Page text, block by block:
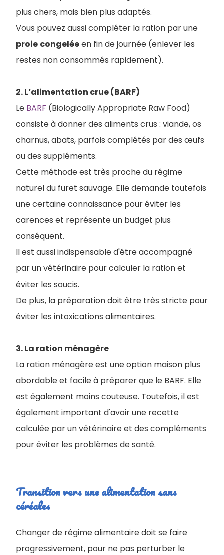
plus chers, mais bien plus adaptés.
Vous pouvez aussi compléter la ration par une
proie congeléeen fin de journée (enlever les
restes non consommés rapidement).
2. L’alimentation crue (BARF)
Le BARF (Biologically Appropriate Raw Food)
consiste à donner des aliments crus : viande, os
charnus, abats, parfois complétés par des œufs
ou des suppléments.
Cette méthode est très proche du régime
naturel du furet sauvage. Elle demande toutefois
une certaine connaissance pour éviter les
carences et représente un budget plus
conséquent.
Il est aussi indispensable d'être accompagné
par un vétérinaire pour calculer la ration et
éviter les soucis.
De plus, la préparation doit être très stricte pour
éviter les intoxications alimentaires.
3. La ration ménagère
La ration ménagère est une option maison plus
abordable et facile à préparer que le BARF. Elle
est également moins couteuse. Toutefois, il est
également important d'avoir une recette
calculée par un vétérinaire et des compléments
pour éviter les problèmes de santé.
Transition vers une alimentation sans
céréales
Changer de régime alimentaire doit se faire
progressivement, pour ne pas perturber le